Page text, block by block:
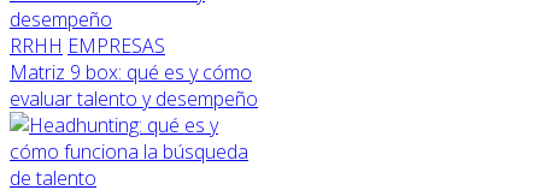
RRHH EMPRESAS
Matriz 9 box: qué es y cómo
evaluar talento y desempeño